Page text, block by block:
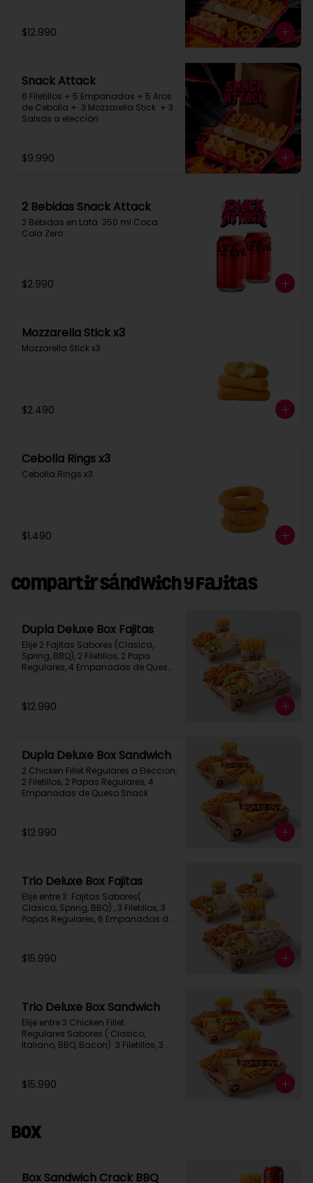
$12.990
Snack Attack
6 Filetillos + 5 Empanadas + 5 Aros
de Cebolla +  3 Mozzarella Stick  + 3
Salsas a elección
$9.990
2 Bebidas Snack Attack
2 Bebidas en Lata  350 ml Coca
Cola Zero
$2.990
Mozzarella Stick x3
Mozzarella Stick x3
$2.490
Cebolla Rings x3
Cebolla Rings x3
$1.490
Compartir Sándwich y Fajitas
Dupla Deluxe Box Fajitas
Elije 2 Fajitas Sabores (Clasica,
Spring, BBQ), 2 Filetillos, 2 Papa
Regulares, 4 Empanadas de Queso
$12.990
Dupla Deluxe Box Sandwich
2 Chicken Fillet Regulares a Eleccion,
2 Filetillos, 2 Papas Regulares, 4
Empanadas de Queso Snack
$12.990
Trio Deluxe Box Fajitas
Elije entre 3  Fajitas Sabores(
Clasica, Spring, BBQ) , 3 Filetillos, 3
Papas Regulares, 6 Empanadas de
$15.990
Trio Deluxe Box Sandwich
Elije entre 3 Chicken Fillet
Regulares Sabores ( Clasico,
Italiano, BBQ, Bacon)  3 Filetillos, 3
$15.990
Box
Box Sandwich Crack BBQ